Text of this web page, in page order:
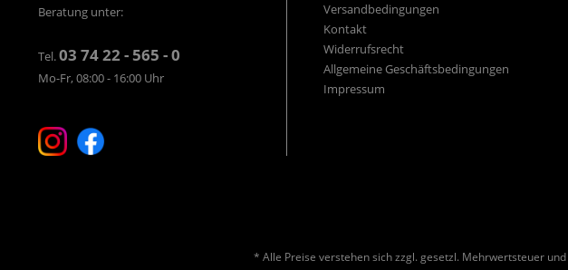
Beratung unter:
Tel.03 74 22 - 565 - 0
Mo-Fr, 08:00 - 16:00 Uhr
Versandbedingungen
Kontakt
Widerrufsrecht
Allgemeine Geschäftsbedingungen
Impressum
* Alle Preise verstehen sich zzgl. gesetzl. Mehrwertsteuer und